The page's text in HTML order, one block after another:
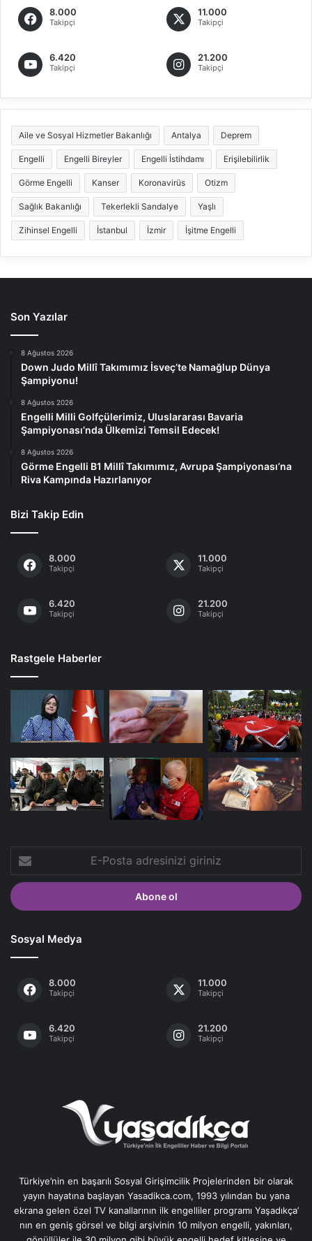
8.000
Takipçi
11.000
Takipçi
6.420
Takipçi
21.200
Takipçi
Aile ve Sosyal Hizmetler Bakanlığı Antalya Deprem
Engelli Engelli Bireyler Engelli İstihdamı Erişilebilirlik
Görme Engelli Kanser Koronavirüs Otizm
Sağlık Bakanlığı Tekerlekli Sandalye Yaşlı
Zihinsel Engelli İstanbul İzmir İşitme Engelli
Son Yazılar
8 Ağustos 2026
Down Judo Millî Takımımız İsveç’te Namağlup Dünya
Şampiyonu!
8 Ağustos 2026
Engelli Milli Golfçülerimiz, Uluslararası Bavaria
Şampiyonası’nda Ülkemizi Temsil Edecek!
8 Ağustos 2026
Görme Engelli B1 Millî Takımımız, Avrupa Şampiyonası’na
Riva Kampında Hazırlanıyor
Bizi Takip Edin
8.000
Takipçi
11.000
Takipçi
6.420
Takipçi
21.200
Takipçi
Rastgele Haberler
E-
Posta
adresinizi
giriniz
Sosyal Medya
8.000
Takipçi
11.000
Takipçi
6.420
Takipçi
21.200
Takipçi
Türkiye’nin en başarılı Sosyal Girişimcilik Projelerinden bir olarak
yayın hayatına başlayan Yasadikca.com, 1993 yılından bu yana
ekrana gelen özel TV kanallarının ilk engelliler programı Yaşadıkça’
nın en geniş görsel ve bilgi arşivinin 10 milyon engelli, yakınları,